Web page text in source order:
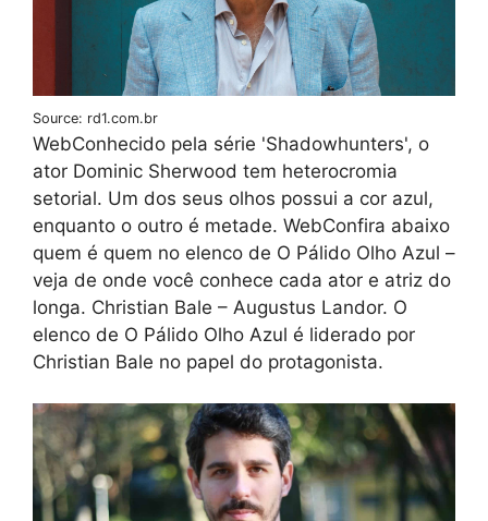
Source: rd1.com.br
WebConhecido pela série 'Shadowhunters', o
ator Dominic Sherwood tem heterocromia
setorial. Um dos seus olhos possui a cor azul,
enquanto o outro é metade. WebConfira abaixo
quem é quem no elenco de O Pálido Olho Azul –
veja de onde você conhece cada ator e atriz do
longa. Christian Bale – Augustus Landor. O
elenco de O Pálido Olho Azul é liderado por
Christian Bale no papel do protagonista.